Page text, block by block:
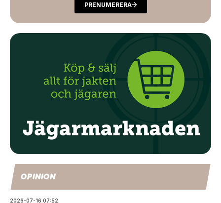
PRENUMERERA
OPINION
2026-07-16 07:52